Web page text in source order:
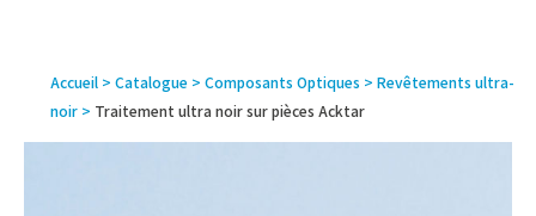
Accueil> Catalogue> Composants Optiques > Revêtements ultra-
noir> Traitement ultra noir sur pièces Acktar